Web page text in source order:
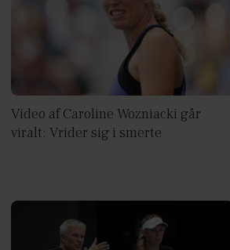
Video af Caroline Wozniacki går
viralt: Vrider sig i smerte